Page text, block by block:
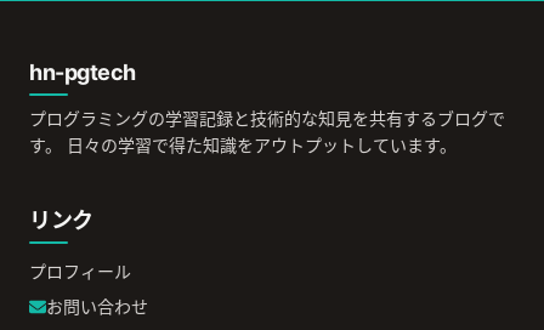
hn-pgtech
プログラミングの学習記録と技術的な知見を共有するブログで
す。 日々の学習で得た知識をアウトプットしています。
リンク
プロフィール
お問い合わせ